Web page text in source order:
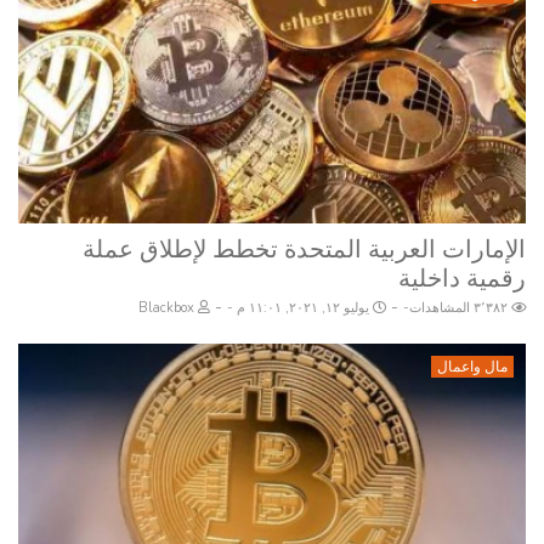
الإمارات العربية المتحدة تخطط لإطلاق عملة
رقمية داخلية
- يوليو ١٢, ٢٠٢١, ١١:٠١ م -
مال واعمال